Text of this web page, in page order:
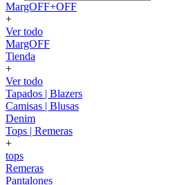
MargOFF+OFF
+
Ver todo
MargOFF
Tienda
+
Ver todo
Tapados | Blazers
Camisas | Blusas
Denim
Tops | Remeras
+
tops
Remeras
Pantalones